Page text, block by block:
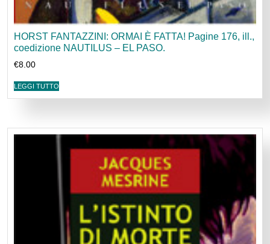
HORST FANTAZZINI: ORMAI È FATTA! Pagine 176, ill.,
coedizione NAUTILUS – EL PASO.
€8.00
LEGGI TUTTO